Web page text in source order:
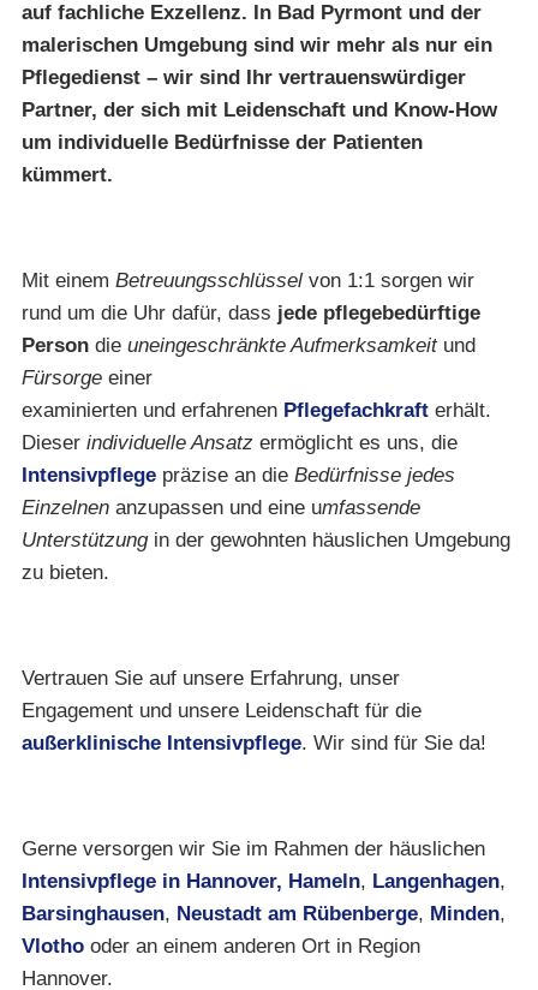
auf fachliche Exzellenz. In Bad Pyrmont und der
malerischen Umgebung sind wir mehr als nur ein
Pflegedienst – wir sind Ihr vertrauenswürdiger
Partner, der sich mit Leidenschaft und Know-How
um individuelle Bedürfnisse der Patienten
kümmert.
Mit einem Betreuungsschlüssel von 1:1 sorgen wir
rund um die Uhr dafür, dass jede pflegebedürftige
Person die uneingeschränkte Aufmerksamkeitund
Fürsorge einer
examinierten und erfahrenen Pflegefachkraft erhält.
Dieser individuelle Ansatz ermöglicht es uns, die
Intensivpflege präzise an die Bedürfnisse jedes
Einzelnen anzupassen und eine umfassende
Unterstützungin der gewohnten häuslichen Umgebung
zu bieten.
Vertrauen Sie auf unsere Erfahrung, unser
Engagement und unsere Leidenschaft für die
außerklinische Intensivpflege. Wir sind für Sie da!
Gerne versorgen wir Sie im Rahmen der häuslichen
Intensivpflege in Hannover, Hameln, Langenhagen,
Barsinghausen, Neustadt am Rübenberge, Minden,
Vlotho oder an einem anderen Ort in Region
Hannover.